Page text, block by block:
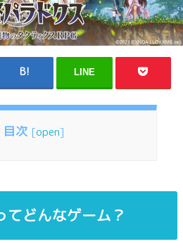
LINE
目次 [open]
てどんなゲーム？